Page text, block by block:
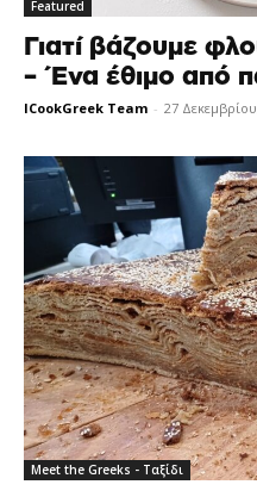
Featured
Γιατί βάζουμε
– Ένα έθιμο από
ICookGreek Team - 27
Meet the Greeks - Ταξίδι